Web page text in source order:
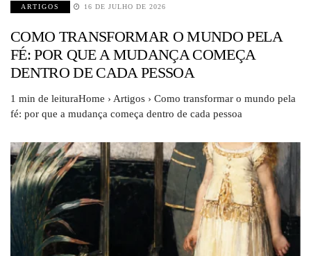
ARTIGOS 16 DE JULHO DE 2026
COMO TRANSFORMAR O MUNDO PELA
FÉ: POR QUE A MUDANÇA COMEÇA
DENTRO DE CADA PESSOA
1 min de leituraHome › Artigos › Como transformar o mundo pela
fé: por que a mudança começa dentro de cada pessoa